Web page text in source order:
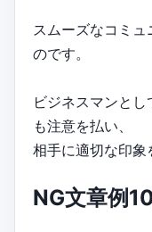
スムーズなコミ
のです。
ビジネスマンと
も注意を払い、
相手に適切な印象
NG文章例